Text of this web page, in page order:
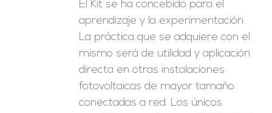
El Kit se ha concebido para el
aprendizaje y la experimentación.
La práctica que se adquiere con el
mismo será de utilidad y aplicación
directa en otras instalaciones
fotovoltaicas de mayor tamaño
conectadas a red. Los únicos